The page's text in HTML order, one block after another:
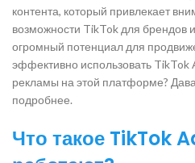
контента, который привлекает
возможности TikTok для брендов
огромный потенциал для
эффективно использовать TikTok
рекламы на этой платформе?
подробнее.
Что такое TikTok